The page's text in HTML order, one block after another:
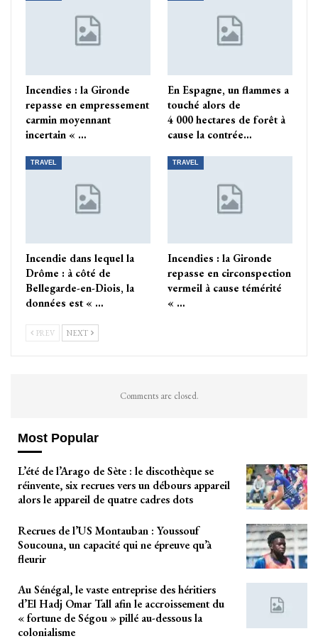
Incendies : la Gironde
repasse en empressement
carmin moyennant
incertain « …
En Espagne, un flammes a
touché alors de
4 000 hectares de forêt à
cause la contrée…
TRAVEL
Incendie dans lequel la
Drôme : à côté de
Bellegarde-en-Diois, la
données est « …
TRAVEL
Incendies : la Gironde
repasse en circonspection
vermeil à cause témérité
« …
PREV NEXT
Comments are closed.
Most Popular
L’été de l’Arago de Sète : le discothèque se
réinvente, six recrues vers un débours appareil
alors le appareil de quatre cadres dots
Recrues de l’US Montauban : Youssouf
Soucouna, un capacité qui ne épreuve qu’à
fleurir
Au Sénégal, le vaste entreprise des héritiers
d’El Hadj Omar Tall afin le accroissement du
« fortune de Ségou » pillé au-dessous la
colonialisme